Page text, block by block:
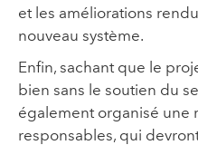
et les améliorations
nouveau système.
Enfin, sachant que le
bien sans le soutien du
également organisé une
responsables, qui